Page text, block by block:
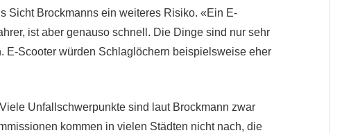
Sicht Brockmanns ein weiteres Risiko. «Ein E-
ist aber genauso schnell. Die Dinge sind nur sehr
E-Scooter würden Schlaglöchern beispielsweise eher
Unfallschwerpunkte sind laut Brockmann zwar
kommen in vielen Städten nicht nach, die